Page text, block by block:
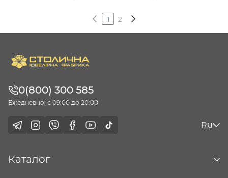
2
0(800) 300 585
Ежедневно, с 09:00 до 20:00
Ru
Каталог